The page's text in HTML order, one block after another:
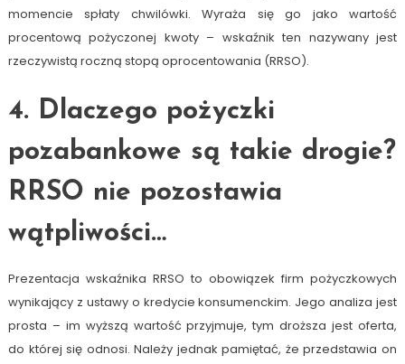
momencie spłaty chwilówki. Wyraża się go jako wartość
procentową pożyczonej kwoty – wskaźnik ten nazywany jest
rzeczywistą roczną stopą oprocentowania (RRSO).
4. Dlaczego pożyczki
pozabankowe są takie drogie?
RRSO nie pozostawia
wątpliwości…
Prezentacja wskaźnika RRSO to obowiązek firm pożyczkowych
wynikający z ustawy o kredycie konsumenckim. Jego analiza jest
prosta – im wyższą wartość przyjmuje, tym droższa jest oferta,
do której się odnosi. Należy jednak pamiętać, że przedstawia on